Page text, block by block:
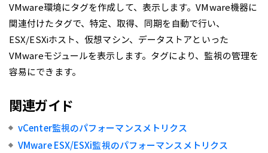
VMware環境にタグを作成して、表示します。VMware機器に
関連付けたタグで、特定、取得、同期を自動で行い、
ESX/ESXiホスト、仮想マシン、データストアといった
VMwareモジュールを表示します。タグにより、監視の管理を
容易にできます。
関連ガイド
vCenter監視のパフォーマンスメトリクス
VMware ESX/ESXi監視のパフォーマンスメトリクス